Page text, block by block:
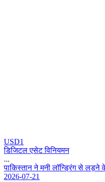
USD1
डिजिटल एसेट विनियमन
...
पकसतन न मन लनग स लडन
2026-07-21